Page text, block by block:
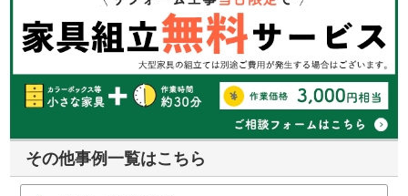
その他事例一覧はこちら